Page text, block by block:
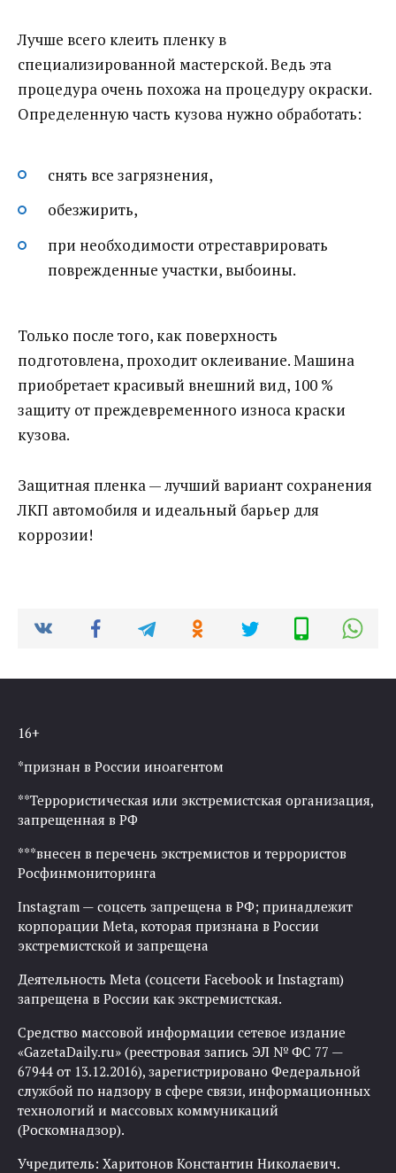
Лучше всего клеить пленку в
специализированной мастерской. Ведь эта
процедура очень похожа на процедуру окраски.
Определенную часть кузова нужно обработать:
снять все загрязнения,
обезжирить,
при необходимости отреставрировать
поврежденные участки, выбоины.
Только после того, как поверхность
подготовлена, проходит оклеивание. Машина
приобретает красивый внешний вид, 100 %
защиту от преждевременного износа краски
кузова.
Защитная пленка — лучший вариант сохранения
ЛКП автомобиля и идеальный барьер для
коррозии!
16+
*признан в России иноагентом
**Террористическая или экстремистская организация,
запрещенная в РФ
***внесен в перечень экстремистов и террористов
Росфинмониторинга
Instagram — соцсеть запрещена в РФ; принадлежит
корпорации Meta, которая признана в России
экстремистской и запрещена
Деятельность Meta (соцсети Facebook и Instagram)
запрещена в России как экстремистская.
Средство массовой информации сетевое издание
«GazetaDaily.ru» (реестровая запись ЭЛ № ФС 77 —
67944 от 13.12.2016), зарегистрировано Федеральной
службой по надзору в сфере связи, информационных
технологий и массовых коммуникаций
(Роскомнадзор).
Учредитель: Харитонов Константин Николаевич.